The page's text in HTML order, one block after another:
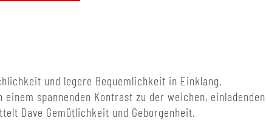
und legere Bequemlichkeit in Einklang.
spannenden Kontrast zu der weichen,
Dave Gemütlichkeit und Geborgenheit.